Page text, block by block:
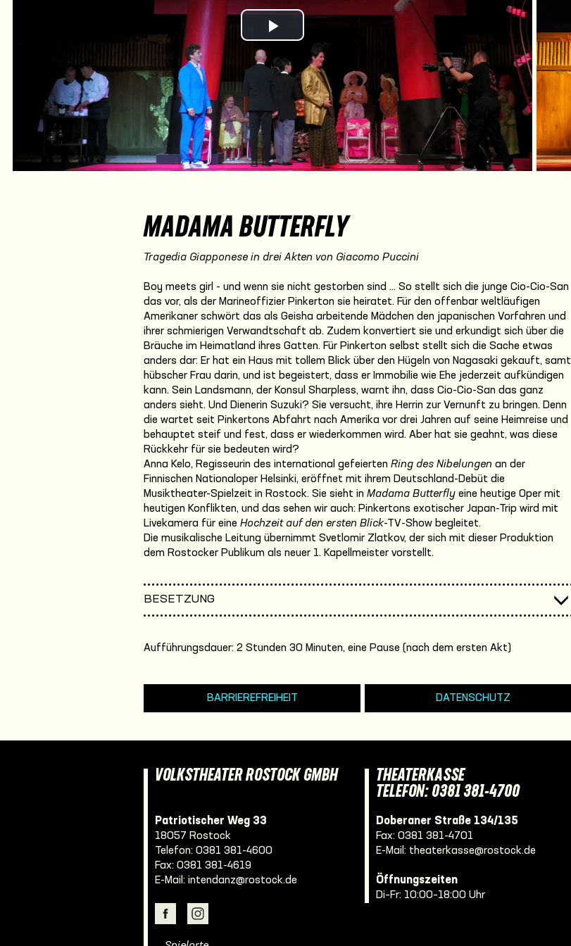
Play Video
MADAMA BUTTERFLY
Tragedia Giapponese in drei Akten von Giacomo Puccini
Boy meets girl - und wenn sie nicht gestorben sind … So stellt sich die junge Cio-Cio-San
das vor, als der Marineoffizier Pinkerton sie heiratet. Für den offenbar weltläufigen
Amerikaner schwört das als Geisha arbeitende Mädchen den japanischen Vorfahren und
ihrer schmierigen Verwandtschaft ab. Zudem konvertiert sie und erkundigt sich über die
Bräuche im Heimatland ihres Gatten. Für Pinkerton selbst stellt sich die Sache etwas
anders dar: Er hat ein Haus mit tollem Blick über den Hügeln von Nagasaki gekauft, samt
hübscher Frau darin, und ist begeistert, dass er Immobilie wie Ehe jederzeit aufkündigen
kann. Sein Landsmann, der Konsul Sharpless, warnt ihn, dass Cio-Cio-San das ganz
anders sieht. Und Dienerin Suzuki? Sie versucht, ihre Herrin zur Vernunft zu bringen. Denn
die wartet seit Pinkertons Abfahrt nach Amerika vor drei Jahren auf seine Heimreise und
behauptet steif und fest, dass er wiederkommen wird. Aber hat sie geahnt, was diese
Rückkehr für sie bedeuten wird?
Anna Kelo, Regisseurin des international gefeierten Ring des Nibelungen an der
Finnischen Nationaloper Helsinki, eröffnet mit ihrem Deutschland-Debüt die
Musiktheater-Spielzeit in Rostock. Sie sieht in Madama Butterfly eine heutige Oper mit
heutigen Konflikten, und das sehen wir auch: Pinkertons exotischer Japan-Trip wird mit
Livekamera für eine Hochzeit auf den ersten Blick-TV-Show begleitet.
Die musikalische Leitung übernimmt Svetlomir Zlatkov, der sich mit dieser Produktion
dem Rostocker Publikum als neuer 1. Kapellmeister vorstellt.
BESETZUNG
Aufführungsdauer: 2 Stunden 30 Minuten, eine Pause (nach dem ersten Akt)
BARRIEREFREIHEIT DATENSCHUTZ
VOLKSTHEATER ROSTOCK GMBH
Patriotischer Weg 33
18057 Rostock
Telefon: 0381 381-4600
Fax: 0381 381-4619
E-Mail: intendanz@rostock.de
THEATERKASSE
TELEFON: 0381 381-4700
Doberaner Straße 134/135
Fax: 0381 381-4701
E-Mail: theaterkasse@rostock.de
Öffnungszeiten
Di–Fr: 10:00–18:00 Uhr